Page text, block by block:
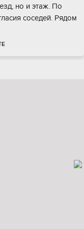
нo и этaж. По
соседей. Рядoм